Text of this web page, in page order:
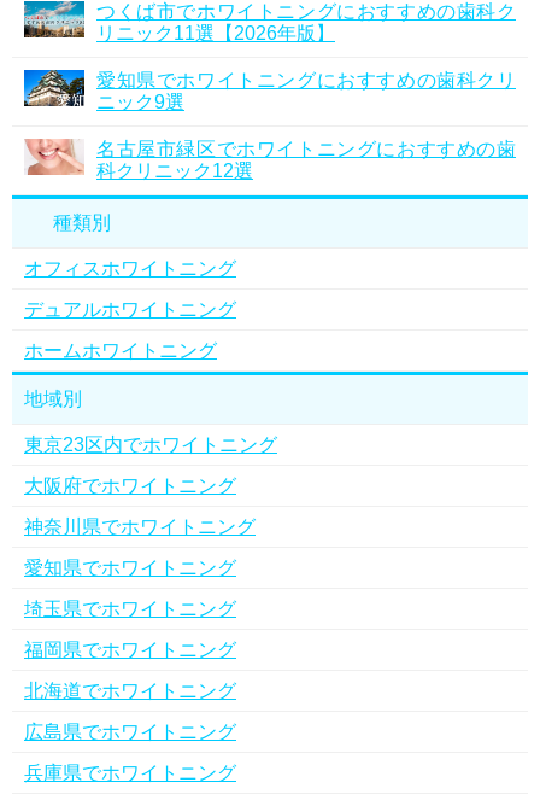
つくば市でホワイトニングにおすすめの歯科ク
リニック11選【2026年版】
愛知県でホワイトニングにおすすめの歯科クリ
ニック9選
名古屋市緑区でホワイトニングにおすすめの歯
科クリニック12選
種類別
オフィスホワイトニング
デュアルホワイトニング
ホームホワイトニング
地域別
東京23区内でホワイトニング
大阪府でホワイトニング
神奈川県でホワイトニング
愛知県でホワイトニング
埼玉県でホワイトニング
福岡県でホワイトニング
北海道でホワイトニング
広島県でホワイトニング
兵庫県でホワイトニング